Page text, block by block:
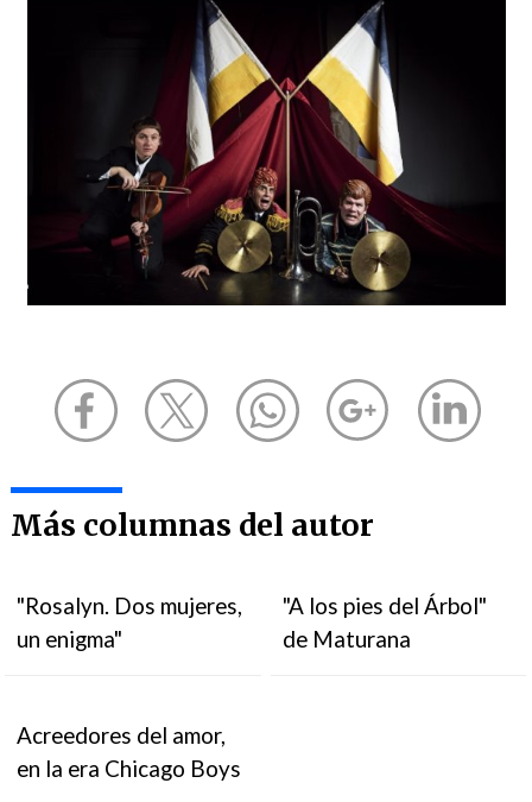
Más columnas del autor
"Rosalyn. Dos mujeres,
un enigma"
"A los pies del Árbol"
de Maturana
Acreedores del amor,
en la era Chicago Boys